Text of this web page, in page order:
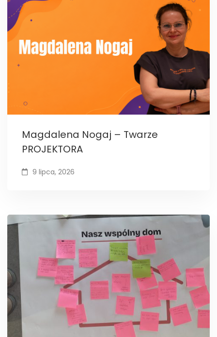
Magdalena Nogaj – Twarze
PROJEKTORA
9 lipca, 2026